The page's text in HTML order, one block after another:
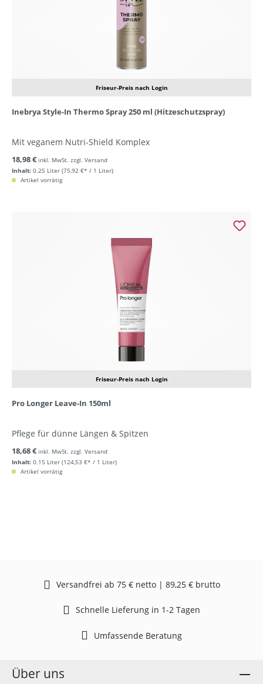
Friseur-Preis nach Login
Inebrya Style-In Thermo Spray 250 ml (Hitzeschutzspray)
Mit veganem Nutri-Shield Komplex
Inhalt: 0.25 Liter (75,92 €* / 1 Liter)
18,98 € inkl. MwSt. zzgl. Versand
Artikel vorrätig
Friseur-Preis nach Login
Pro Longer Leave-In 150ml
Pflege für dünne Längen & Spitzen
Inhalt: 0.15 Liter (124,53 €* / 1 Liter)
18,68 € inkl. MwSt. zzgl. Versand
Artikel vorrätig
Versandfrei ab 75 € netto | 89,25 € brutto
Schnelle Lieferung in 1-2 Tagen
Umfassende Beratung
Über uns